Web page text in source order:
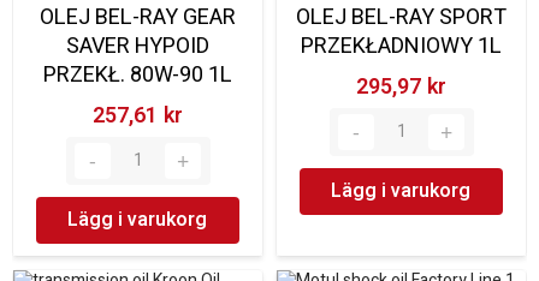
OLEJ BEL-RAY GEAR
SAVER HYPOID
PRZEKŁ. 80W-90 1L
257,61 kr‎
Lägg i varukorg
OLEJ BEL-RAY SPORT
PRZEKŁADNIOWY 1L
295,97 kr‎
Lägg i varukorg